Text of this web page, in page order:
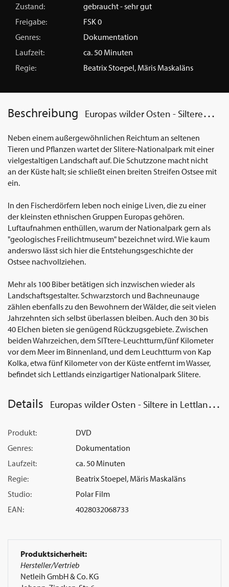
Zustand:
gebraucht - sehr gut
Freigabe:
FSK 0
Genres:
Dokumentation
Laufzeit:
ca. 50 Minuten
Regie:
Beatrix Stoepel, Märis Maskaläns
Beschreibung Europas wilder Osten - Siltere in Lettland (DVD)
Neben einem außergewöhnlichen Reichtum an seltenen
Tieren und Pflanzen wartet der Slitere-Nationalpark mit einer
vielgestaltigen Landschaft auf. Die Schutzzone macht nicht
an der Küste halt; sie schließt einen breiten Streifen Ostsee mit
ein.
In den Fischerdörfern leben noch einige Liven, die zu einer
der kleinsten ethnischen Gruppen Europas gehören.
Luftaufnahmen enthüllen, warum der Nationalpark gern als
"geologisches Freilichtmuseum" bezeichnet wird. Wie kaum
anderswo lässt sich hier die Entstehungsgeschichte der
Ostsee nachvollziehen.
Mehr als 100 Biber betätigen sich inzwischen wieder als
Landschaftsgestalter. Schwarzstorch und Bachneunauge
zählen ebenfalls zu den Bewohnern der Wälder, die seit vielen
Jahrzehnten sich selbst überlassen bleiben. Auch den 30 bis
40 Elchen bieten sie genügend Rückzugsgebiete. Zwischen
beiden Wahrzeichen, dem SlTtere-Leuchtturm,fünf Kilometer
vor dem Meer im Binnenland, und dem Leuchtturm von Kap
Kolka, etwa fünf Kilometer von der Küste entfernt im Wasser,
befindet sich Lettlands einzigartiger Nationalpark Slitere.
Details Europas wilder Osten - Siltere in Lettland (DVD)
Produkt:
DVD
Genres:
Dokumentation
Laufzeit:
ca. 50 Minuten
Regie:
Beatrix Stoepel, Märis Maskaläns
Studio:
Polar Film
EAN:
4028032068733
Produktsicherheit:
Hersteller/Vertrieb
Netleih GmbH & Co. KG